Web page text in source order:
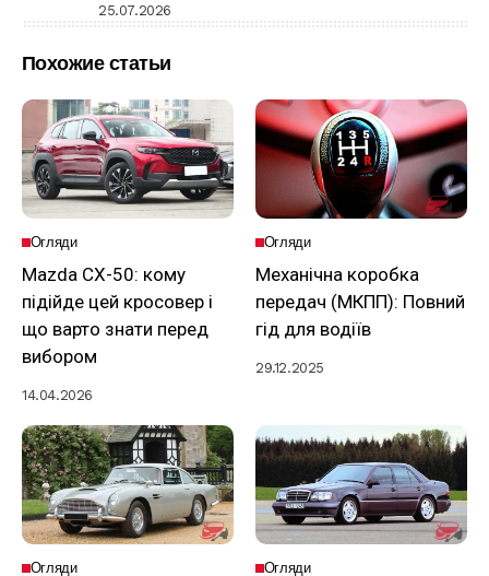
25.07.2026
Похожие статьи
Огляди
Mazda CX-50: кому
підійде цей кросовер і
що варто знати перед
вибором
14.04.2026
Огляди
Механічна коробка
передач (МКПП): Повний
гід для водіїв
29.12.2025
Огляди Огляди